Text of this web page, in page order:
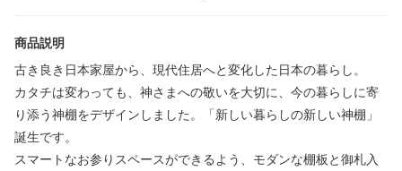
商品説明
古き良き日本家屋から、現代住居へと変化した日本の暮らし。
カタチは変わっても、神さまへの敬いを大切に、今の暮らしに寄
り添う神棚をデザインしました。「新しい暮らしの新しい神棚」
誕生です。
スマートなお参りスペースができるよう、モダンな棚板と御札入